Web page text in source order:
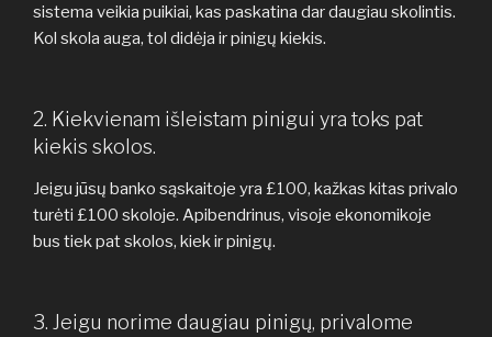
sistema veikia puikiai, kas paskatina dar daugiau skolintis.
Kol skola auga, tol didėja ir pinigų kiekis.
2. Kiekvienam išleistam pinigui yra toks pat
kiekis skolos.
Jeigu jūsų banko sąskaitoje yra £100, kažkas kitas privalo
turėti £100 skoloje. Apibendrinus, visoje ekonomikoje
bus tiek pat skolos, kiek ir pinigų.
3. Jeigu norime daugiau pinigų, privalome